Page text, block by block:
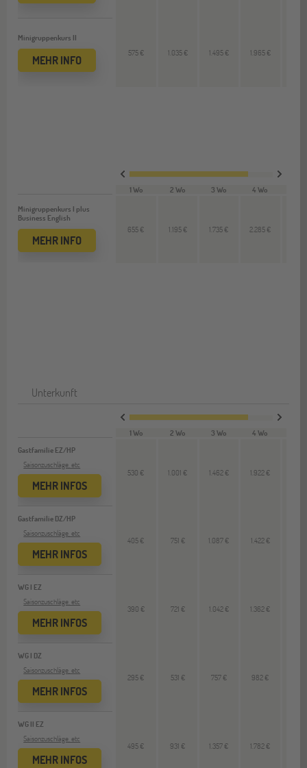
Minigruppenkurs II
MEHR INFO
575 € 1.035 € 1.495 € 1.965 €
Minigruppenkurs I plus
Business English
MEHR INFO
1 Wo 2 Wo 3 Wo 4 Wo
655 € 1.195 € 1.735 € 2.285 €
Unterkunft
Gastfamilie EZ/HP
Saisonzuschläge, etc
MEHR INFOS
Gastfamilie DZ/HP
Saisonzuschläge, etc
MEHR INFOS
WG I EZ
Saisonzuschläge, etc
MEHR INFOS
WG I DZ
Saisonzuschläge, etc
MEHR INFOS
WG II EZ
Saisonzuschläge, etc
MEHR INFOS
1 Wo 2 Wo 3 Wo 4 Wo
530 € 1.001 € 1.462 € 1.922 €
405 € 751 € 1.087 € 1.422 €
390 € 721 € 1.042 € 1.362 €
295 € 531 € 757 € 982 €
495 € 931 € 1.357 € 1.782 €